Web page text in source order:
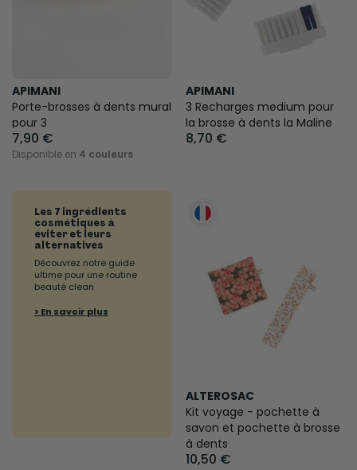
APIMANI
Porte-brosses à dents mural
pour 3
7,90 €
Disponible en 4 couleurs
APIMANI
3 Recharges medium pour
la brosse à dents la Maline
8,70 €
Les 7 ingrédients
cosmétiques à
éviter et leurs
alternatives
Découvrez notre guide
ultime pour une routine
beauté clean
> En savoir plus
ALTEROSAC
Kit voyage - pochette à
savon et pochette à brosse
à dents
10,50 €